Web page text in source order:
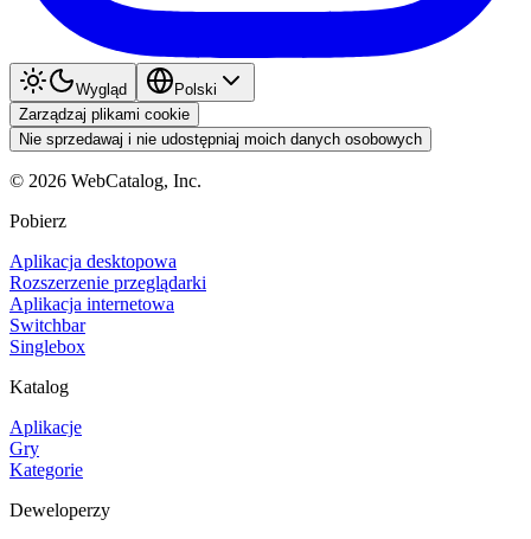
Wygląd
Polski
Zarządzaj plikami cookie
Nie sprzedawaj i nie udostępniaj moich danych osobowych
© 2026 WebCatalog, Inc.
Pobierz
Aplikacja desktopowa
Rozszerzenie przeglądarki
Aplikacja internetowa
Switchbar
Singlebox
Katalog
Aplikacje
Gry
Kategorie
Deweloperzy